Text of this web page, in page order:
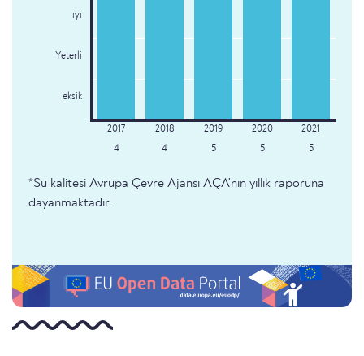
iyi
Yeterli
eksik
4 4 5 5 5
*Su kalitesi Avrupa Çevre Ajansı AÇA'nın yıllık raporuna
dayanmaktadır.